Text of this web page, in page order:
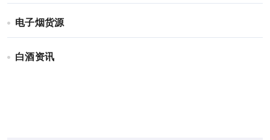
电子烟货源
白酒资讯